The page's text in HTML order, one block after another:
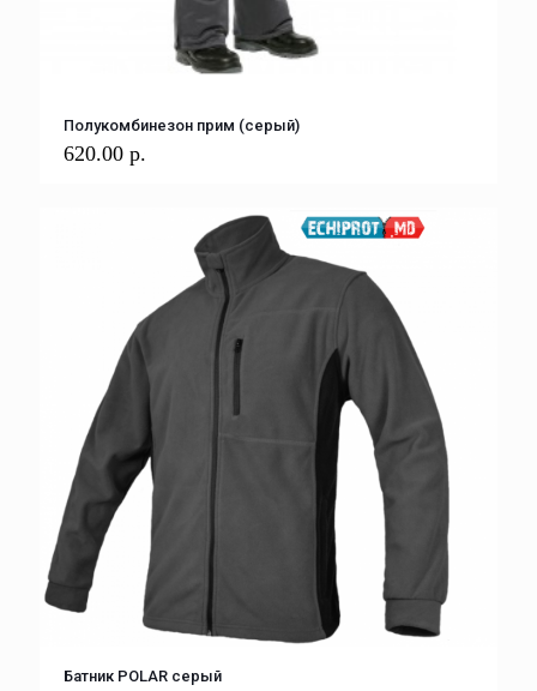
Полукомбинезон прим (серый)
620.00 р.
Батник POLAR серый